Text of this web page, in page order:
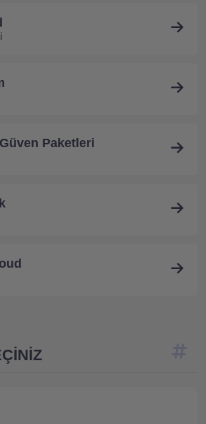
Paketleri